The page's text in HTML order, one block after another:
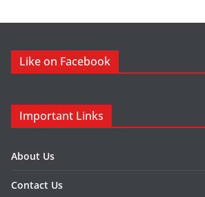
Like on Facebook
Important Links
About Us
Contact Us